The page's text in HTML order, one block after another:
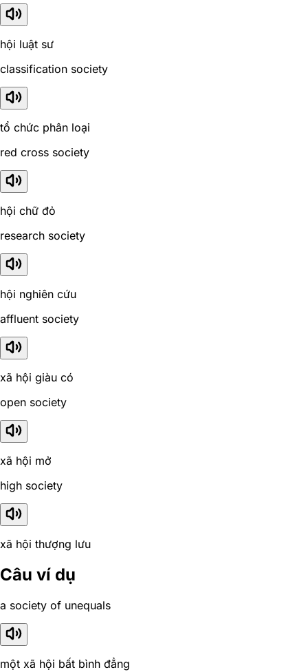
hội luật sư
classification society
tổ chức phân loại
red cross society
hội chữ đỏ
research society
hội nghiên cứu
affluent society
xã hội giàu có
open society
xã hội mở
high society
xã hội thượng lưu
Câu ví dụ
a society of unequals
một xã hội bất bình đẳng